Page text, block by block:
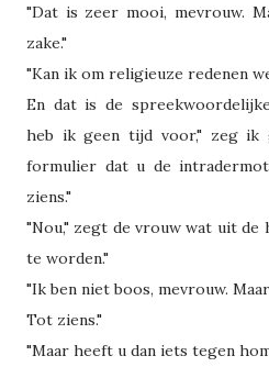
"Dat is zeer mooi, mevrouw.
zake."
"Kan ik om religieuze redenen
En dat is de
heb ik geen tijd voor," zeg ik
formulier dat u de
ziens."
"Nou," zegt de vrouw wat uit
te worden."
"Ik ben niet boos, mevrouw.
Tot ziens."
"Maar heeft u dan iets tegen